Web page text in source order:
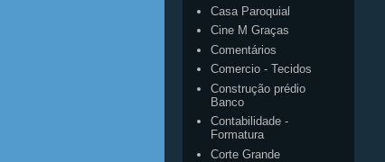
Casa Paroquial
Cine M Graças
Comentários
Comercio - Tecidos
Construção prédio
Banco
Contabilidade -
Formatura
Corte Grande